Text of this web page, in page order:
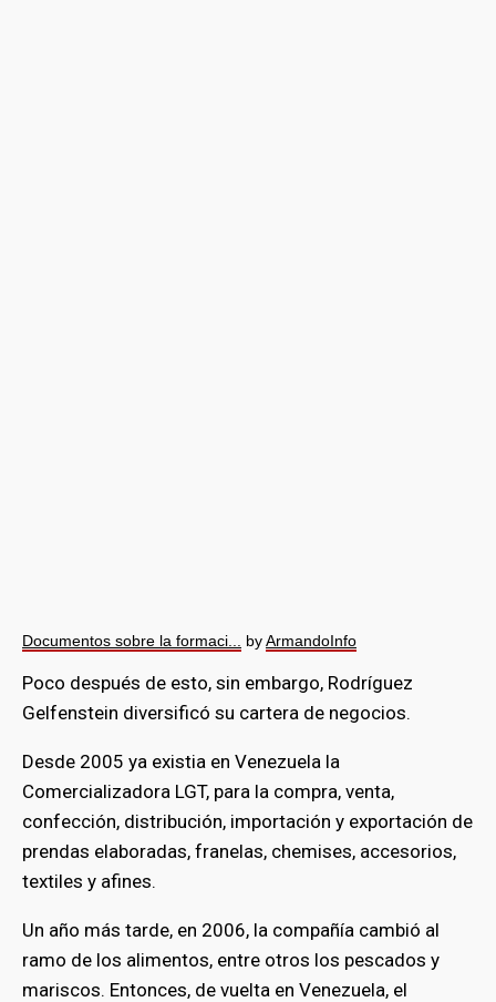
Documentos sobre la formaci... byArmandoInfo
Poco después de esto, sin embargo, Rodríguez
Gelfenstein diversificó su cartera de negocios.
Desde 2005 ya existia en Venezuela la
Comercializadora LGT, para la compra, venta,
confección, distribución, importación y exportación de
prendas elaboradas, franelas, chemises, accesorios,
textiles y afines.
Un año más tarde, en 2006, la compañía cambió al
ramo de los alimentos, entre otros los pescados y
mariscos. Entonces, de vuelta en Venezuela, el